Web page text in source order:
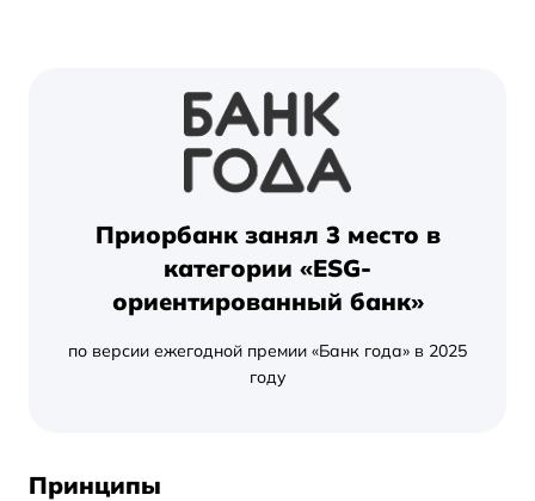
Приорбанк занял 3 место в
категории «ESG-
ориентированный банк»
по версии ежегодной премии «Банк года» в 2025
году
Принципы